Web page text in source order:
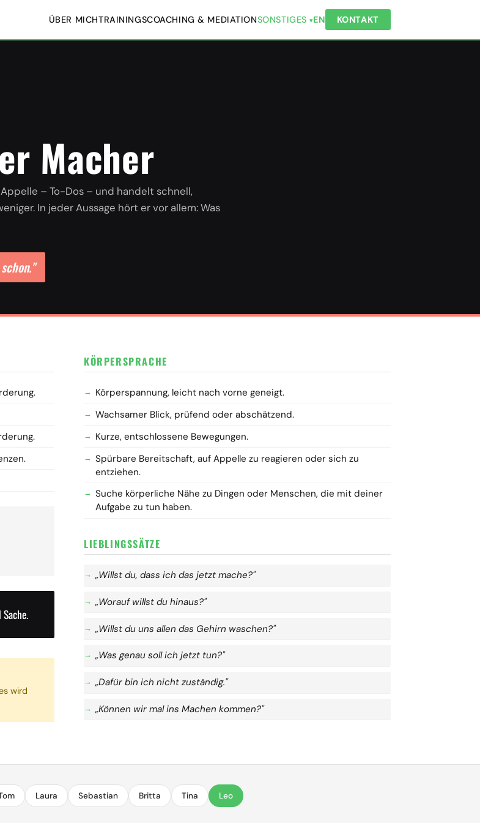
ÜBER MICHTRAININGSCOACHING & MEDIATIONSONSTIGES EN KONTAKT
Macher
– To-Dos – und handelt schnell,
In jeder Aussage hört er vor allem: Was
wird
KÖRPERSPRACHE
Körperspannung, leicht nach vorne geneigt.
Wachsamer Blick, prüfend oder abschätzend.
Kurze, entschlossene Bewegungen.
Spürbare Bereitschaft, auf Appelle zu reagieren oder sich zu
entziehen.
Suche körperliche Nähe zu Dingen oder Menschen, die mit deiner
Aufgabe zu tun haben.
LIEBLINGSSÄTZE
„Willst du, dass ich das jetzt mache?"
„Worauf willst du hinaus?"
„Willst du uns allen das Gehirn waschen?"
„Was genau soll ich jetzt tun?"
„Dafür bin ich nicht zuständig."
„Können wir mal ins Machen kommen?"
Laura Sebastian Britta Tina Leo